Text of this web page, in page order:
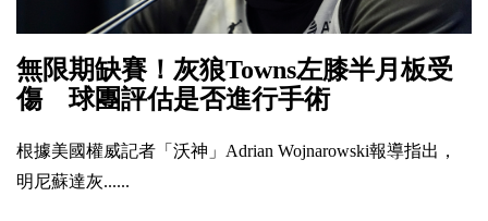
無限期缺賽！灰狼Towns左膝半月板受
傷 球團評估是否進行手術
根據美國權威記者「沃神」Adrian Wojnarowski報導指出，
明尼蘇達灰......